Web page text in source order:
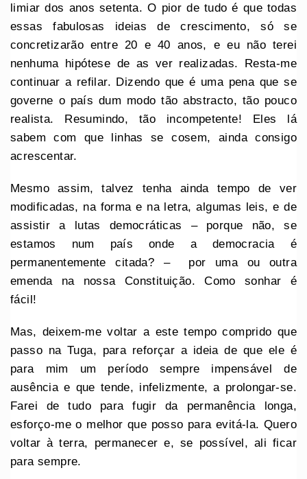
limiar dos anos setenta. O pior de tudo é que todas
essas fabulosas ideias de crescimento, só se
concretizarão entre 20 e 40 anos, e eu não terei
nenhuma hipótese de as ver realizadas. Resta-me
continuar a refilar. Dizendo que é uma pena que se
governe o país dum modo tão abstracto, tão pouco
realista. Resumindo, tão incompetente! Eles lá
sabem com que linhas se cosem, ainda consigo
acrescentar.
Mesmo assim, talvez tenha ainda tempo de ver
modificadas, na forma e na letra, algumas leis, e de
assistir a lutas democráticas – porque não, se
estamos num país onde a democracia é
permanentemente citada? – por uma ou outra
emenda na nossa Constituição. Como sonhar é
fácil!
Mas, deixem-me voltar a este tempo comprido que
passo na Tuga, para reforçar a ideia de que ele é
para mim um período sempre impensável de
ausência e que tende, infelizmente, a prolongar-se.
Farei de tudo para fugir da permanência longa,
esforço-me o melhor que posso para evitá-la. Quero
voltar à terra, permanecer e, se possível, ali ficar
para sempre.